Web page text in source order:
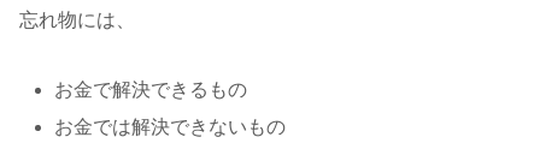
忘れ物には、
お金で解決できるもの
お金では解決できないもの